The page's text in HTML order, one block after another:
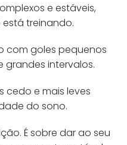
e estáveis,
treinando.
com goles pequenos
grandes intervalos.
cedo e mais leves
do sono.
É sobre dar ao seu